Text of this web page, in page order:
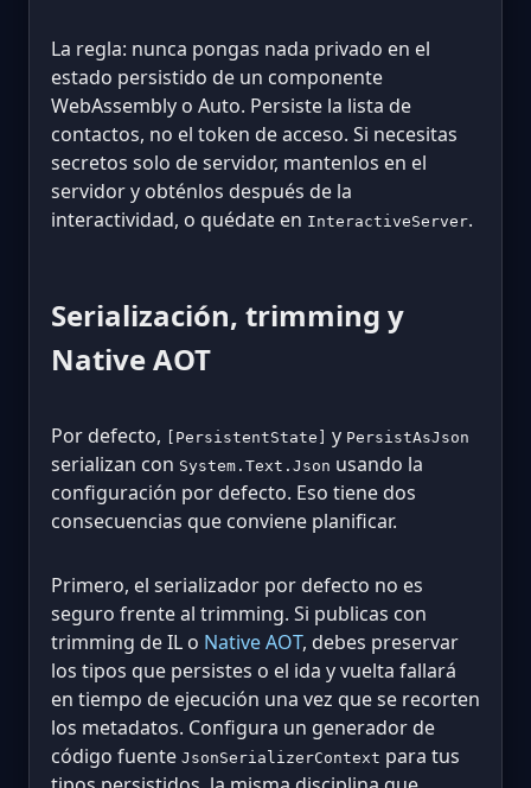
La regla: nunca pongas nada privado en el
estado persistido de un componente
WebAssembly o Auto. Persiste la lista de
contactos, no el token de acceso. Si necesitas
secretos solo de servidor, mantenlos en el
servidor y obténlos después de la
interactividad, o quédate en InteractiveServer.
Serialización, trimming y
Native AOT
Por defecto, [PersistentState] y PersistAsJson
serializan con System.Text.Json usando la
configuración por defecto. Eso tiene dos
consecuencias que conviene planificar.
Primero, el serializador por defecto no es
seguro frente al trimming. Si publicas con
trimming de IL o Native AOT, debes preservar
los tipos que persistes o el ida y vuelta fallará
en tiempo de ejecución una vez que se recorten
los metadatos. Configura un generador de
código fuente JsonSerializerContext para tus